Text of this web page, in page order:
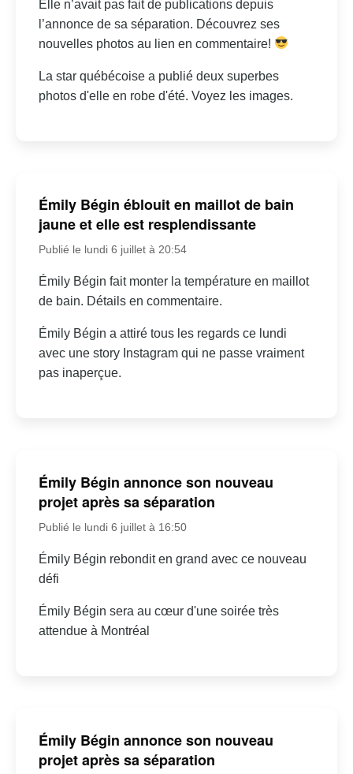
Elle n’avait pas fait de publications depuis
l’annonce de sa séparation. Découvrez ses
nouvelles photos au lien en commentaire!
La star québécoise a publié deux superbes
photos d'elle en robe d'été. Voyez les images.
Émily Bégin éblouit en maillot de bain
jaune et elle est resplendissante
Publié le lundi 6 juillet à 20:54
Émily Bégin fait monter la température en maillot
de bain. Détails en commentaire.
Émily Bégin a attiré tous les regards ce lundi
avec une story Instagram qui ne passe vraiment
pas inaperçue.
Émily Bégin annonce son nouveau
projet après sa séparation
Publié le lundi 6 juillet à 16:50
Émily Bégin rebondit en grand avec ce nouveau
défi
Émily Bégin sera au cœur d'une soirée très
attendue à Montréal
Émily Bégin annonce son nouveau
projet après sa séparation